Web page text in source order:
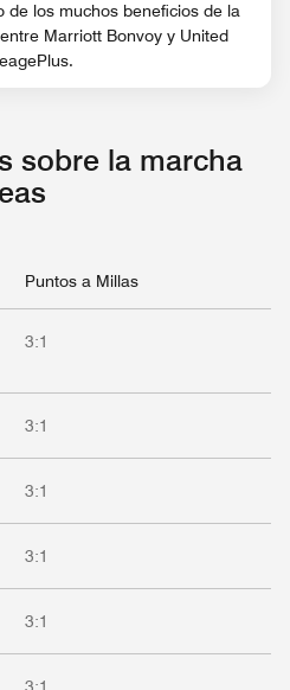
de los muchos beneficios de la
Marriott Bonvoy y United
sobre la marcha
Puntos a Millas
3:1
3:1
3:1
3:1
3:1